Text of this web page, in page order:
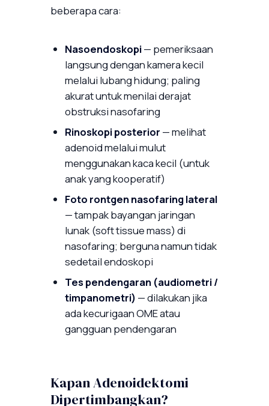
beberapa cara:
Nasoendoskopi— pemeriksaan
langsung dengan kamera kecil
melalui lubang hidung; paling
akurat untuk menilai derajat
obstruksi nasofaring
Rinoskopi posterior — melihat
adenoid melalui mulut
menggunakan kaca kecil (untuk
anak yang kooperatif)
Foto rontgen nasofaring lateral
— tampak bayangan jaringan
lunak (soft tissue mass) di
nasofaring; berguna namun tidak
sedetail endoskopi
Tes pendengaran (audiometri /
timpanometri) — dilakukan jika
ada kecurigaan OME atau
gangguan pendengaran
Kapan Adenoidektomi
Dipertimbangkan?